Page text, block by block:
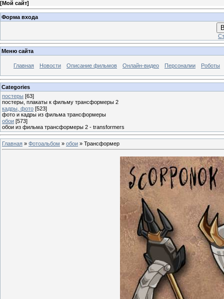
[Мой сайт]
Форма входа
Меню сайта
Главная Новости Описание фильмов Онлайн-видео Персоналии Роботы
Categories
постеры [63]
постеры, плакаты к фильму трансформеры 2
кадры, фото [523]
фото и кадры из фильма трансформеры
обои [573]
обои из фильма трансформеры 2 - transformers
Главная » Фотоальбом » обои » Трансформер